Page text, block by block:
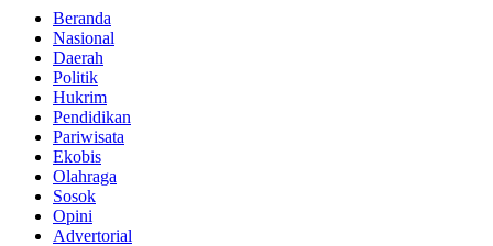
Beranda
Nasional
Daerah
Politik
Hukrim
Pendidikan
Pariwisata
Ekobis
Olahraga
Sosok
Opini
Advertorial